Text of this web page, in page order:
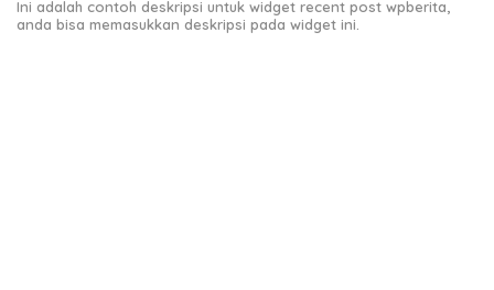
Ini adalah contoh deskripsi untuk widget recent post wpberita,
anda bisa memasukkan deskripsi pada widget ini.